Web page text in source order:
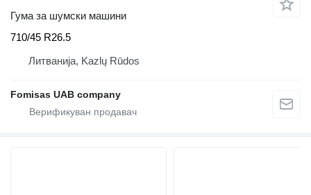
Гума за шумски машини
710/45 R26.5
Литванија, Kazlų Rūdos
Fomisas UAB company